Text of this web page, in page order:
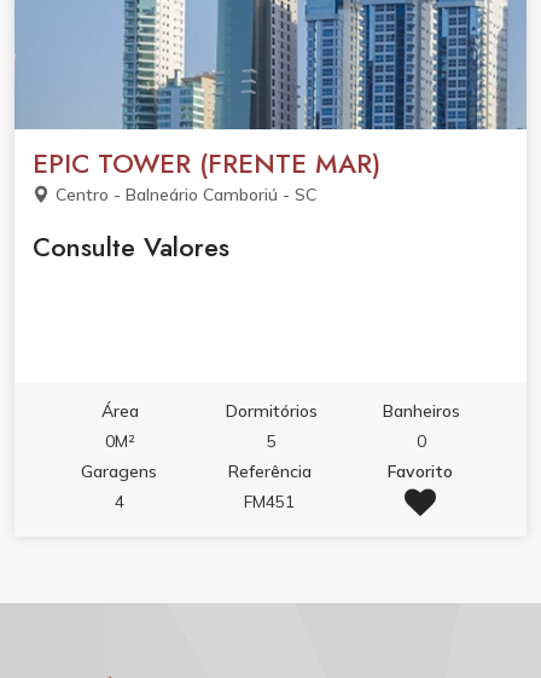
EPIC TOWER (FRENTE MAR)
Centro - Balneário Camboriú - SC
Consulte Valores
Área
0M²
Dormitórios
5
Banheiros
0
Garagens
4
Referência
FM451
Favorito